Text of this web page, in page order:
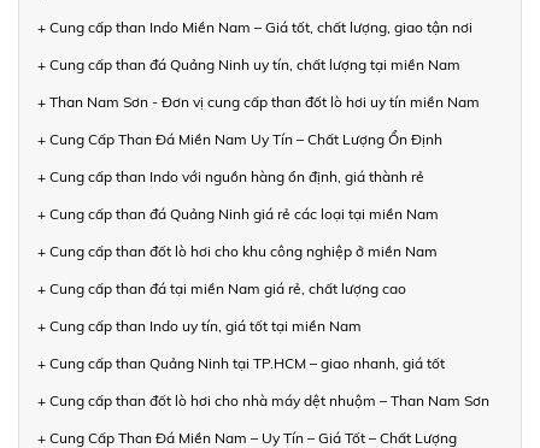
+ Cung cấp than Indo Miền Nam – Giá tốt, chất lượng, giao tận nơi
+ Cung cấp than đá Quảng Ninh uy tín, chất lượng tại miền Nam
+ Than Nam Sơn - Đơn vị cung cấp than đốt lò hơi uy tín miền Nam
+ Cung Cấp Than Đá Miền Nam Uy Tín – Chất Lượng Ổn Định
+ Cung cấp than Indo với nguồn hàng ổn định, giá thành rẻ
+ Cung cấp than đá Quảng Ninh giá rẻ các loại tại miền Nam
+ Cung cấp than đốt lò hơi cho khu công nghiệp ở miền Nam
+ Cung cấp than đá tại miền Nam giá rẻ, chất lượng cao
+ Cung cấp than Indo uy tín, giá tốt tại miền Nam
+ Cung cấp than Quảng Ninh tại TP.HCM – giao nhanh, giá tốt
+ Cung cấp than đốt lò hơi cho nhà máy dệt nhuộm – Than Nam Sơn
+ Cung Cấp Than Đá Miền Nam – Uy Tín – Giá Tốt – Chất Lượng